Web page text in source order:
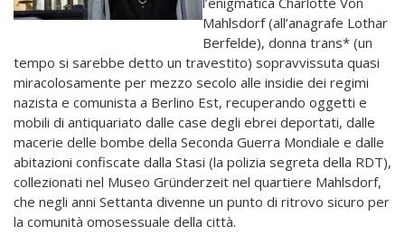
Mahlsdorf (all’anagrafe Lothar
Berfelde), donna trans* (un
tempo si sarebbe detto un travestito) sopravvissuta quasi
miracolosamente per mezzo secolo alle insidie dei regimi
nazista e comunista a Berlino Est, recuperando oggetti e
mobili di antiquariato dalle case degli ebrei deportati, dalle
macerie delle bombe della Seconda Guerra Mondiale e dalle
abitazioni confiscate dalla Stasi (la polizia segreta della RDT),
collezionati nel Museo Gründerzeit nel quartiere Mahlsdorf,
che negli anni Settanta divenne un punto di ritrovo sicuro per
la comunità omosessuale della città.